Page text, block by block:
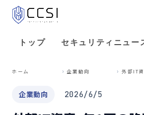
トップ セキュリティニュー
ホーム 企業動向
企業動向 2026/6/5